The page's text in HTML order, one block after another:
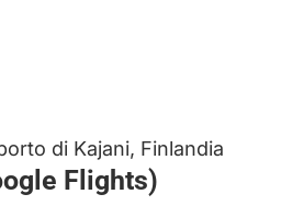
di Kajani, Finlandia
Flights)